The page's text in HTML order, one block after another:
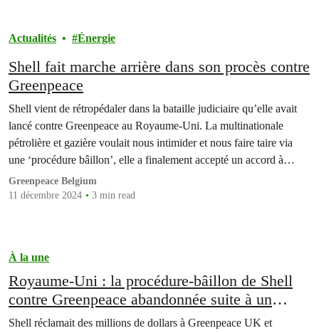
Actualités Énergie
Shell fait marche arrière dans son procès contre
Greenpeace
Shell vient de rétropédaler dans la bataille judiciaire qu’elle avait
lancé contre Greenpeace au Royaume-Uni. La multinationale
pétrolière et gazière voulait nous intimider et nous faire taire via
une ‘procédure bâillon’, elle a finalement accepté un accord à
l’amiable. Espérons que cela serve de signal aux entreprises
fossiles. Car malheureusement, de nombreuses autres affaires du…
Greenpeace Belgium
11 décembre 2024
3 min read
À la une
Royaume-Uni : la procédure-bâillon de Shell
contre Greenpeace abandonnée suite à un
accord
Shell réclamait des millions de dollars à Greenpeace UK et